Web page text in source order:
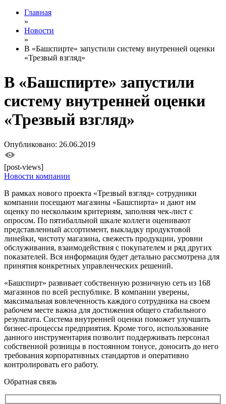
Главная
»
Новости
»
В «Башспирте» запустили систему внутренней оценки
«Трезвый взгляд»
В «Башспирте» запустили
систему внутренней оценки
«Трезвый взгляд»
Опубликовано: 26.06.2019
[post-views]
Новости компании
В рамках нового проекта «Трезвый взгляд» сотрудники
компании посещают магазины «Башспирта» и дают им
оценку по нескольким критериям, заполняя чек-лист с
опросом. По пятибалльной шкале коллеги оценивают
представленный ассортимент, выкладку продуктовой
линейки, чистоту магазина, свежесть продукции, уровни
обслуживания, взаимодействия с покупателем и ряд других
показателей. Вся информация будет детально рассмотрена для
принятия конкретных управленческих решений.
«Башспирт» развивает собственную розничную сеть из 168
магазинов по всей республике. В компании уверены,
максимальная вовлеченность каждого сотрудника на своем
рабочем месте важна для достижения общего стабильного
результата. Система внутренней оценки поможет улучшить
бизнес-процессы предприятия. Кроме того, использование
данного инструментария позволит поддерживать персонал
собственной розницы в постоянном тонусе, доносить до него
требования корпоративных стандартов и оперативно
контролировать его работу.
Обратная связь